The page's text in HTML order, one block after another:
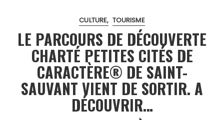
CULTURE TOURISME
LE PARCOURS DE DÉCOUVERTE
CHARTÉ PETITES CITÉS DE
CARACTÈRE® DE SAINT-
SAUVANT VIENT DE SORTIR. A
DÉCOUVRIR…